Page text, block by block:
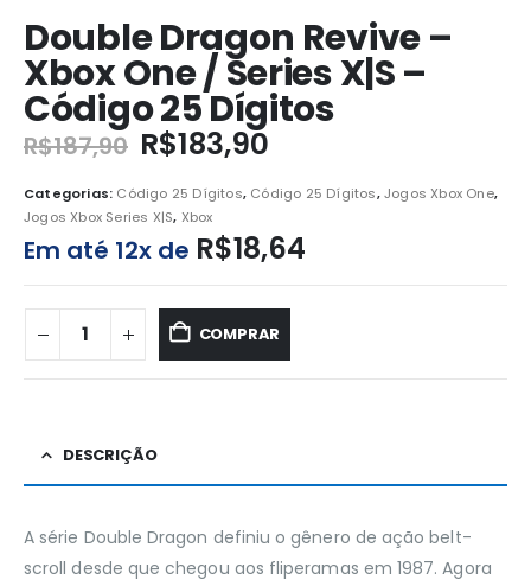
Double Dragon Revive –
Xbox One / Series X|S –
Código 25 Dígitos
R$187,90 R$183,90
Categorias: Código 25 Dígitos, Código 25 Dígitos,Jogos Xbox One,
Jogos Xbox Series X|S, Xbox
Em até 12x de R$18,64
COMPRAR
DESCRIÇÃO
A série Double Dragon definiu o gênero de ação belt-
scroll desde que chegou aos fliperamas em 1987. Agora